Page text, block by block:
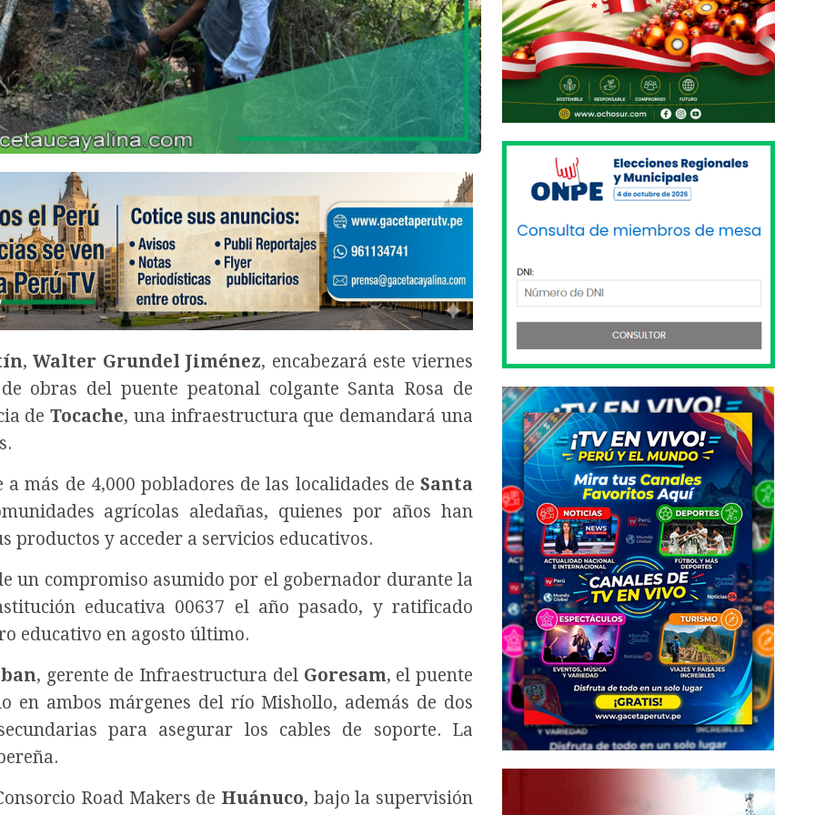
,Walter Grundel Jiménez, encabezará este viernes
obras del puente peatonal colgante Santa Rosa de
deTocache, una infraestructura que demandará una
más de 4,000 pobladores de las localidades de Santa
agrícolas aledañas, quienes por años han
y acceder a servicios educativos.
un compromiso asumido por el gobernador durante la
educativa 00637 el año pasado, y ratificado
educativo en agosto último.
, gerente de Infraestructura del Goresam, el puente
en ambos márgenes del río Mishollo, además de dos
para asegurar los cables de soporte. La
Road Makers de Huánuco, bajo la supervisión